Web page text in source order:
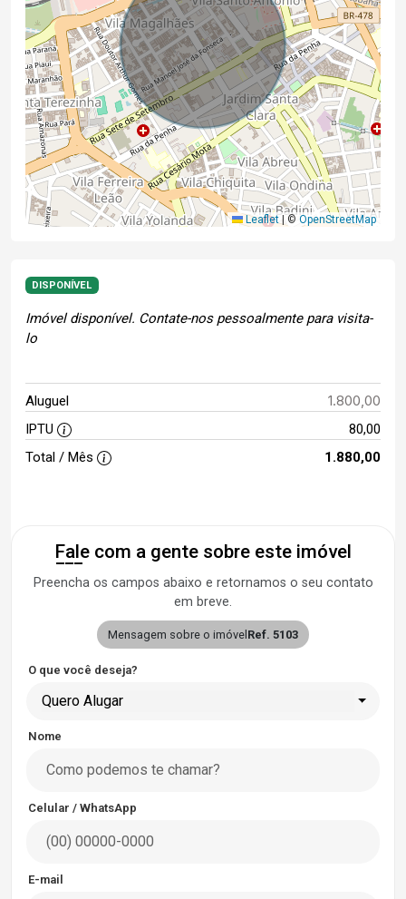
Leaflet © OpenStreetMap
DISPONÍVEL
Imóvel disponível. Contate-nos pessoalmente para visita-
lo
Aluguel 1.800,00
IPTU
80,00
Total / Mês
1.880,00
Fale com a gente sobre este imóvel
Preencha os campos abaixo e retornamos o seu contato
em breve.
Mensagem sobre o imóvel Ref. 5103
O que você deseja?
Quero Alugar
Nome
Celular / WhatsApp
E-mail